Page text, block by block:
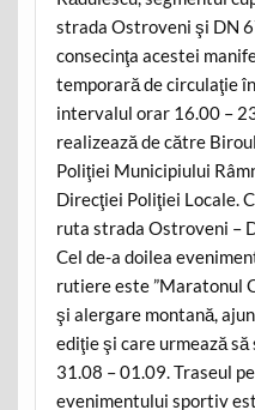
strada Ostroveni şi DN
consecinţa acestei
temporară de circulaţie
intervalul orar 16.00 –
realizează de către
Poliţiei Municipiului
Direcţiei Poliţiei Locale.
ruta strada Ostroveni –
Cel de-a doilea
rutiere este ”Maratonul
şi alergare montană,
ediţie şi care urmează
31.08 – 01.09. Traseul
evenimentului sportiv